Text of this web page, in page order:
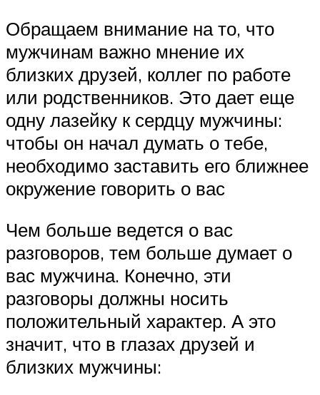
Обращаем внимание на то, что
мужчинам важно мнение их
близких друзей, коллег по работе
или родственников. Это дает еще
одну лазейку к сердцу мужчины:
чтобы он начал думать о тебе,
необходимо заставить его ближнее
окружение говорить о вас
Чем больше ведется о вас
разговоров, тем больше думает о
вас мужчина. Конечно, эти
разговоры должны носить
положительный характер. А это
значит, что в глазах друзей и
близких мужчины: